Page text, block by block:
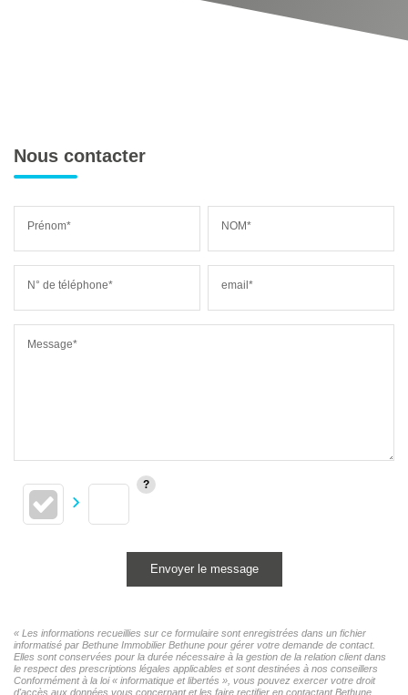
Nous contacter
Prénom* NOM*
N° de téléphone* email*
Message*
Envoyer le message
« Les informations recueillies sur ce formulaire sont enregistrées dans un fichier
informatisé par Bethune Immobilier Bethune pour gérer votre demande de contact.
Elles sont conservées pour la durée nécessaire à la gestion de la relation client dans
le respect des prescriptions légales applicables et sont destinées à nos conseillers
Conformément à la loi « informatique et libertés », vous pouvez exercer votre droit
d'accès aux données vous concernant et les faire rectifier en contactant Bethune